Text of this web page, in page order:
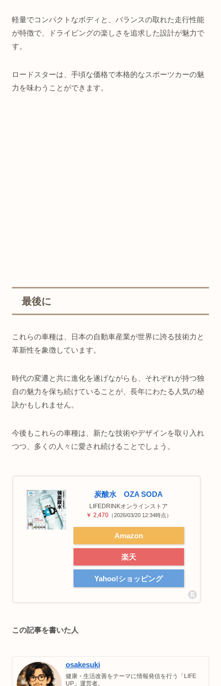
軽量でコンパクトなボディと、バランスの取れた走行性能
が特徴で、ドライビングの楽しさを追求した設計が魅力で
す。
ロードスターは、手頃な価格で本格的なスポーツカーの魅
力を味わうことができます。
最後に
これらの車種は、日本の自動車産業が世界に誇る技術力と
革新性を象徴しています。
時代の変遷と共に進化を遂げながらも、それぞれが持つ独
自の魅力を保ち続けていることが、長年にわたる人気の秘
訣かもしれません。
今後もこれらの車種は、新たな技術やデザインを取り入れ
つつ、多くの人々に愛され続けることでしょう。
炭酸水 OZA SODA
LIFEDRINKオンラインストア
￥ 2,470（2026/03/20 12:34時点）
Amazon
楽天
Yahoo!ショッピング
この記事を書いた人
osakesuki
健康・生活改善をテーマに情報発信を行う「LIFE
UP」運営者。